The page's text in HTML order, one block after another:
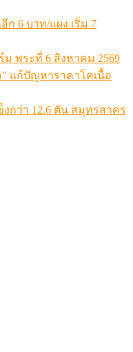
6 บาท/แผง เริ่ม 7
พระที่ 6 สิงหาคม 2569
แก้ปัญหาราคาโคเนื้อ
กว่า 12.6 ตัน สมุทรสาคร